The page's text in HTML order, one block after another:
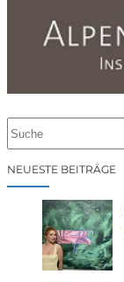
cNEUESTE BEITRÄGE